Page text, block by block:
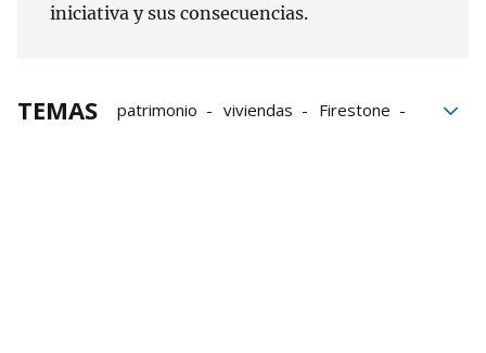
iniciativa y sus consecuencias.
TEMAS patrimonio viviendas
Firestone